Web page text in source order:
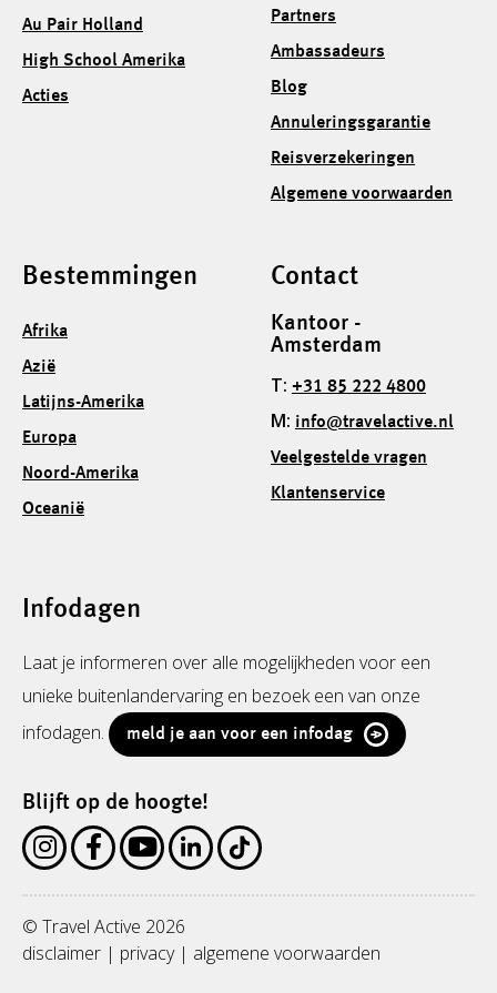
Au Pair Holland
High School Amerika
Acties
Partners
Ambassadeurs
Blog
Annuleringsgarantie
Reisverzekeringen
Algemene voorwaarden
Bestemmingen
Afrika
Azië
Latijns-Amerika
Europa
Noord-Amerika
Oceanië
Contact
Kantoor -
Amsterdam
T: +31 85 222 4800
M: info@travelactive.nl
Veelgestelde vragen
Klantenservice
Infodagen
Laat je informeren over alle mogelijkheden voor een
unieke buitenlandervaring en bezoek een van onze
infodagen.
meld je aan voor een infodag
Blijft op de hoogte!
© Travel Active 2026
disclaimer | privacy| algemene voorwaarden